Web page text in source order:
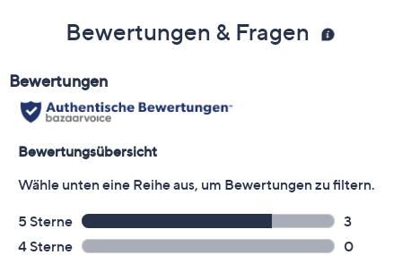
Bewertungen & Fragen